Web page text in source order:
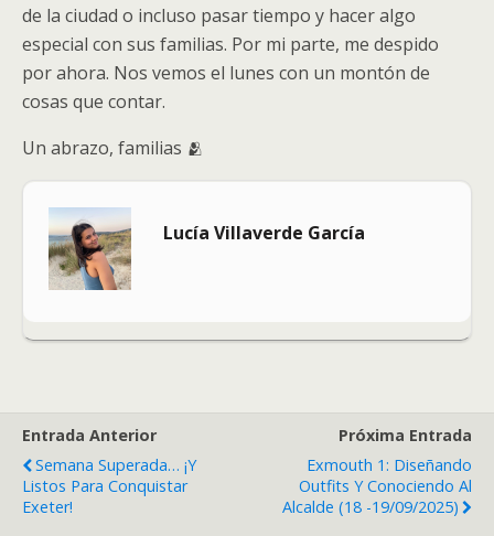
de la ciudad o incluso pasar tiempo y hacer algo
especial con sus familias. Por mi parte, me despido
por ahora. Nos vemos el lunes con un montón de
cosas que contar.
Un abrazo, familias 🫂
Lucía Villaverde García
Entrada Anterior
Semana Superada… ¡y
Listos Para Conquistar
Exeter!
Próxima Entrada
Exmouth 1: Diseñando
Outfits Y Conociendo Al
Alcalde (18 -19/09/2025)